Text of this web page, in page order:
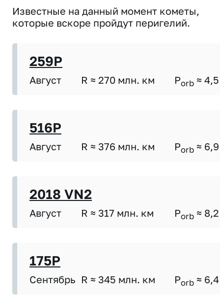
Известные на данный момент кометы,
которые вскоре пройдут перигелий.
259P
Август R ≈ 270 млн. км Porb ≈ 4,5
516P
Август R ≈ 376 млн. км Porb ≈ 6,9
2018 VN2
Август R ≈ 317 млн. км Porb ≈ 8,2
175P
Сентябрь R ≈ 345 млн. км Porb ≈ 6,4